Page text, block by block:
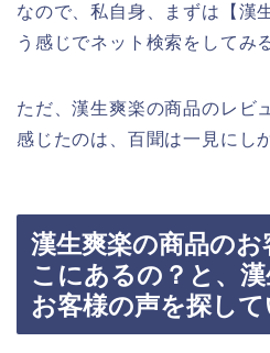
なので、私自身、まずは【
う感じでネット検索をしてみ
ただ、漢生爽楽の商品のレビ
感じたのは、百聞は一見にし
漢生爽楽の商品の
こにあるの？と、
お客様の声を探し